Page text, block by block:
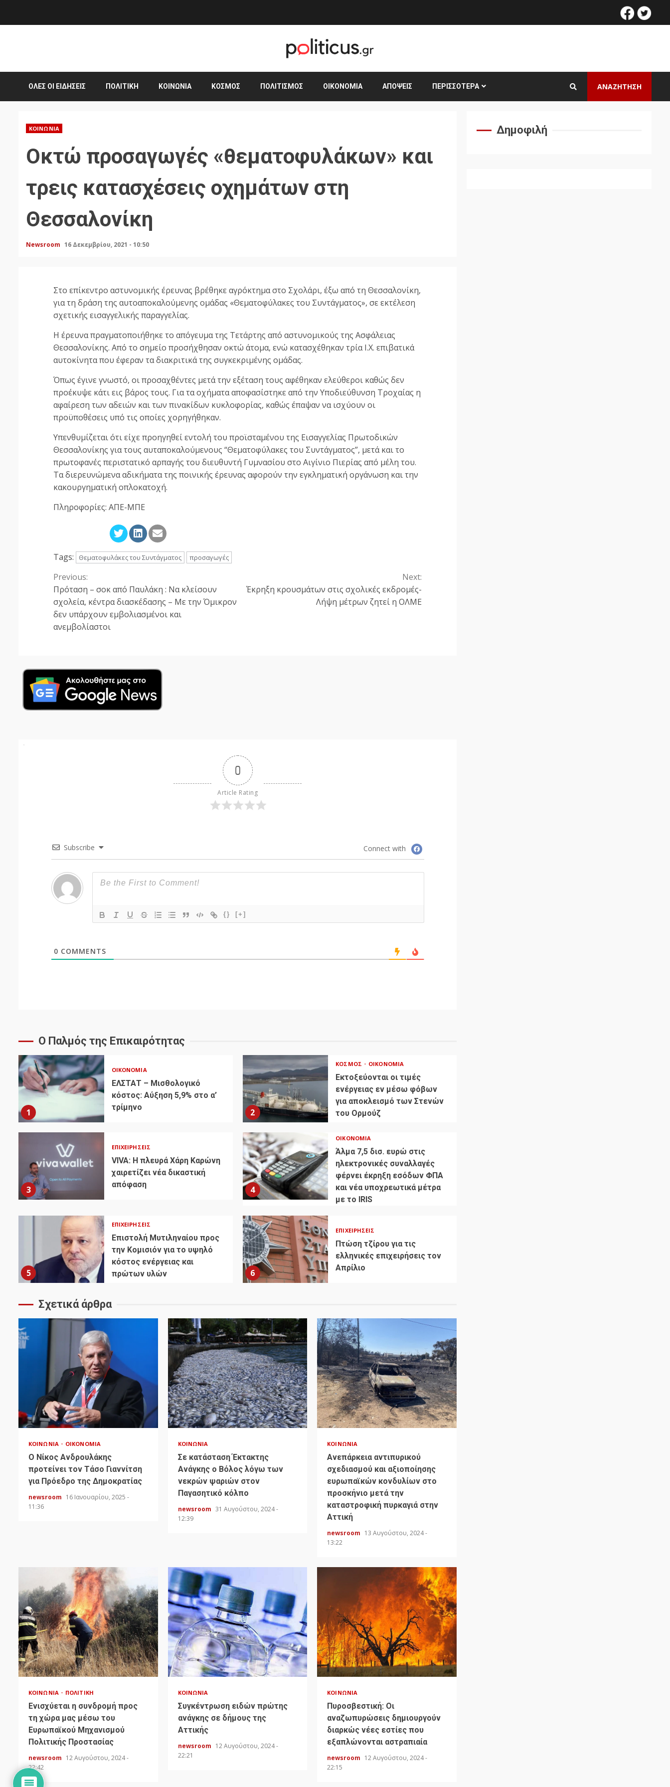
facebook
ΌΛΕΣ ΟΙ ΕΙΔΉΣΕΙΣ ΠΟΛΙΤΙΚΉ ΚΟΙΝΩΝΊΑ ΚΌΣΜΟΣ ΠΟΛΙΤΙΣΜΌΣ ΟΙΚΟΝΟΜΊΑ ΑΠΌΨΕΙΣ ΠΕΡΙΣΣΌΤΕΡΑ ΑΝΑΖΗΤΗΣΗ
ΚΟΙΝΩΝΊΑ
Οκτώ προσαγωγές «θεματοφυλάκων» και
τρεις κατασχέσεις οχημάτων στη
Θεσσαλονίκη
Newsroom 16 Δεκεμβρίου, 2021 - 10:50
Στο επίκεντρο αστυνομικής έρευνας βρέθηκε αγρόκτημα στο Σχολάρι, έξω από τη Θεσσαλονίκη,
για τη δράση της αυτοαποκαλούμενης ομάδας «Θεματοφύλακες του Συντάγματος», σε εκτέλεση
σχετικής εισαγγελικής παραγγελίας.
Η έρευνα πραγματοποιήθηκε το απόγευμα της Τετάρτης από αστυνομικούς της Ασφάλειας
Θεσσαλονίκης. Από το σημείο προσήχθησαν οκτώ άτομα, ενώ κατασχέθηκαν τρία Ι.Χ. επιβατικά
αυτοκίνητα που έφεραν τα διακριτικά της συγκεκριμένης ομάδας.
Όπως έγινε γνωστό, οι προσαχθέντες μετά την εξέταση τους αφέθηκαν ελεύθεροι καθώς δεν
προέκυψε κάτι εις βάρος τους. Για τα οχήματα αποφασίστηκε από την Υποδιεύθυνση Τροχαίας η
αφαίρεση των αδειών και των πινακίδων κυκλοφορίας, καθώς έπαψαν να ισχύουν οι
προϋποθέσεις υπό τις οποίες χορηγήθηκαν.
Υπενθυμίζεται ότι είχε προηγηθεί εντολή του προϊσταμένου της Εισαγγελίας Πρωτοδικών
Θεσσαλονίκης για τους αυταποκαλούμενους “Θεματοφύλακες του Συντάγματος”, μετά και το
πρωτοφανές περιστατικό αρπαγής του διευθυντή Γυμνασίου στο Αιγίνιο Πιερίας από μέλη του.
Τα διερευνώμενα αδικήματα της ποινικής έρευνας αφορούν την εγκληματική οργάνωση και την
κακουργηματική οπλοκατοχή.
Πληροφορίες: ΑΠΕ-ΜΠΕ
Tags: Θεματοφυλάκες του Συντάγματος προσαγωγές
Continue
Reading
Previous:
Πρόταση – σοκ από Παυλάκη : Να κλείσουν
σχολεία, κέντρα διασκέδασης – Με την Όμικρον
δεν υπάρχουν εμβολιασμένοι και
ανεμβολίαστοι
Next:
Έκρηξη κρουσμάτων στις σχολικές εκδρομές-
Λήψη μέτρων ζητεί η ΟΛΜΕ
0
Article Rating
Subscribe Connect with
{} [+]
0 COMMENTS
Ο Παλμός της Επικαιρότητας
1
ΟΙΚΟΝΟΜΊΑ
ΕΛΣΤΑΤ – Μισθολογικό
κόστος: Αύξηση 5,9% στο α’
τρίμηνο
2
ΚΌΣΜΟΣ ΟΙΚΟΝΟΜΊΑ
Εκτοξεύονται οι τιμές
ενέργειας εν μέσω φόβων
για αποκλεισμό των Στενών
του Ορμούζ
3
ΕΠΙΧΕΙΡΉΣΕΙΣ
VIVA: Η πλευρά Χάρη Καρώνη
χαιρετίζει νέα δικαστική
απόφαση
4
ΟΙΚΟΝΟΜΊΑ
Άλμα 7,5 δισ. ευρώ στις
ηλεκτρονικές συναλλαγές
φέρνει έκρηξη εσόδων ΦΠΑ
και νέα υποχρεωτικά μέτρα
με το IRIS
5
ΕΠΙΧΕΙΡΉΣΕΙΣ
Επιστολή Μυτιληναίου προς
την Κομισιόν για το υψηλό
κόστος ενέργειας και
πρώτων υλών
6
ΕΠΙΧΕΙΡΉΣΕΙΣ
Πτώση τζίρου για τις
ελληνικές επιχειρήσεις τον
Απρίλιο
Σχετικά άρθρα
ΚΟΙΝΩΝΊΑ ΟΙΚΟΝΟΜΊΑ
Ο Νίκος Ανδρουλάκης
προτείνει τον Τάσο Γιαννίτση
για Πρόεδρο της Δημοκρατίας
newsroom 16 Ιανουαρίου, 2025 -
11:36
ΚΟΙΝΩΝΊΑ
Σε κατάσταση Έκτακτης
Ανάγκης ο Βόλος λόγω των
νεκρών ψαριών στον
Παγασητικό κόλπο
newsroom 31 Αυγούστου, 2024 -
12:39
ΚΟΙΝΩΝΊΑ
Ανεπάρκεια αντιπυρικού
σχεδιασμού και αξιοποίησης
ευρωπαϊκών κονδυλίων στο
προσκήνιο μετά την
καταστροφική πυρκαγιά στην
Αττική
newsroom 13 Αυγούστου, 2024 -
13:22
ΚΟΙΝΩΝΊΑ ΠΟΛΙΤΙΚΉ
Ενισχύεται η συνδρομή προς
τη χώρα μας μέσω του
Ευρωπαϊκού Μηχανισμού
Πολιτικής Προστασίας
newsroom 12 Αυγούστου, 2024 -
22:42
ΚΟΙΝΩΝΊΑ
Συγκέντρωση ειδών πρώτης
ανάγκης σε δήμους της
Αττικής
newsroom 12 Αυγούστου, 2024 -
22:21
ΚΟΙΝΩΝΊΑ
Πυροσβεστική: Οι
αναζωπυρώσεις δημιουργούν
διαρκώς νέες εστίες που
εξαπλώνονται αστραπιαία
newsroom 12 Αυγούστου, 2024 -
22:15
Δημοφιλή